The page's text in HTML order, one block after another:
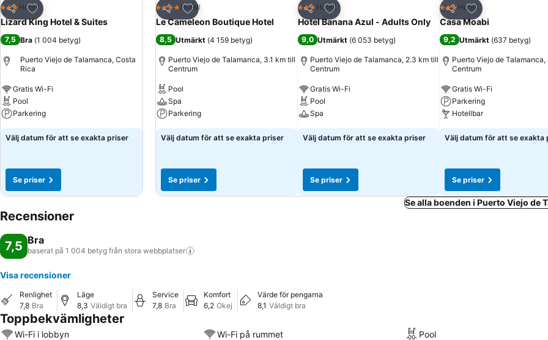
Dela
Lägg till i Mina Favoriter
3 Stjärnor
Hotell
Lizard King Hotel & Suites
7,5 Bra (1 004 betyg)
Puerto Viejo de Talamanca, Costa
Rica
Gratis Wi-Fi
Pool
Parkering
Välj datum för att se exakta priser
Se priser
Dela
Lägg till i Mina Favoriter
4 StjärnorHotell
Le Cameleon Boutique Hotel
8,5 Utmärkt (4 159 betyg)
Puerto Viejo de Talamanca, 3.1 km till
Centrum
Pool
Spa
Parkering
Välj datum för att se exakta priser
Se priser
Dela
Lägg till i Mina Favoriter
3 Stjärnor
Hotell
Hotel Banana Azul - Adults Only
9,0 Utmärkt (6 053 betyg)
Puerto Viejo de Talamanca, 2.3 km till
Centrum
Gratis Wi-Fi
Pool
Spa
Välj datum för att se exakta priser
Se priser
Dela
Lägg till i Mina
3 Stjärnor
Hotell
Casa Moabi
9,2 Utmärkt (637 betyg)
Puerto Viejo de Talamanca,
Centrum
Gratis Wi-Fi
Parkering
Hotellbar
Välj datum för att se exakta
Se priser
Se alla boenden i Puerto Viejo de
Recensioner
7,5 Bra
baserat på 1 004 betyg från stora webbplatser
Visa recensioner
Renlighet
7,8 Bra
Läge
8,3 Väldigt bra
Service
7,8 Bra
Komfort
6,2 Okej
Värde för pengarna
8,1 Väldigt bra
Toppbekvämligheter
Wi-Fi i lobbyn Wi-Fi på rummet Pool